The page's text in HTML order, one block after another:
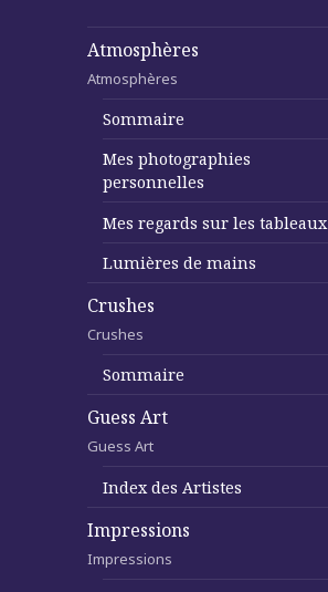
Atmosphères
Atmosphères
Sommaire
Mes photographies
personnelles
Mes regards sur les tableaux
Lumières de mains
Crushes
Crushes
Sommaire
Guess Art
Guess Art
Index des Artistes
Impressions
Impressions